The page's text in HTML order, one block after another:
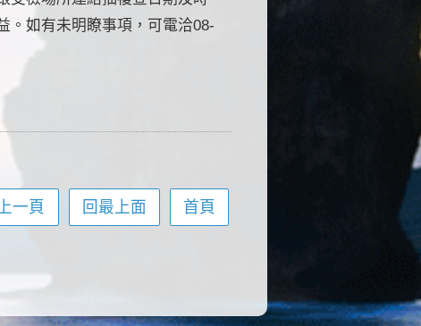
。如有未明瞭事項，可電洽08-
一頁 回最上面 首頁